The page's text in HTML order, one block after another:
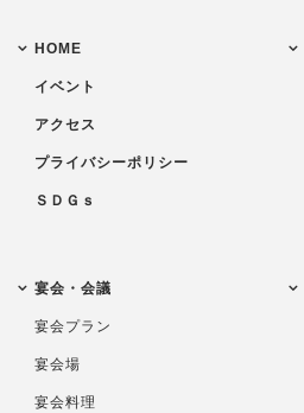
HOME
イベント
アクセス
プライバシーポリシー
ＳＤＧｓ
宴会・会議
宴会プラン
宴会場
宴会料理